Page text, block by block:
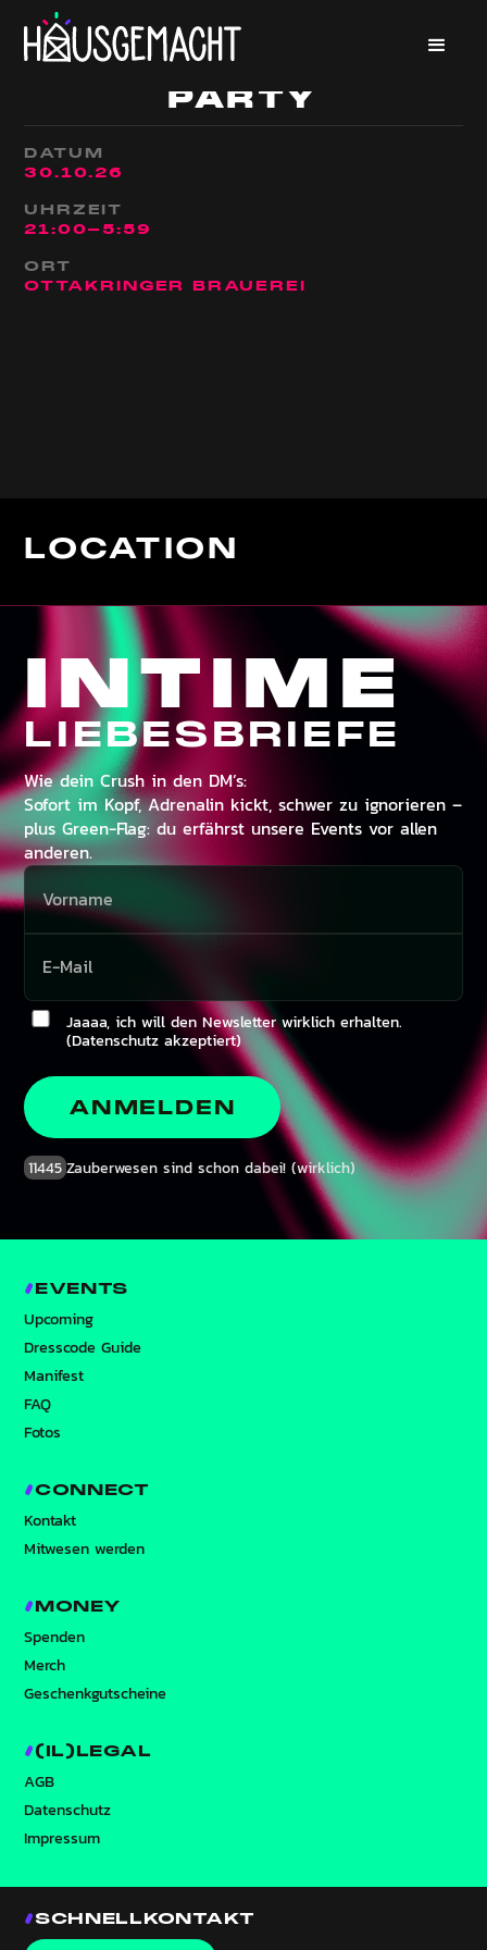
SEX POSITIVE
PARTY
DATUM
30.10.26
UHRZEIT
21:00-5:59
ORT
OTTAKRINGER BRAUEREI
LOCATION
INTIME
LIEBESBRIEFE
Wie dein Crush in den DM’s:
Sofort im Kopf, Adrenalin kickt, schwer zu ignorieren –
plus Green-Flag: du erfährst unsere Events vor allen
anderen.
Jaaaa, ich will den Newsletter wirklich erhalten.
(Datenschutz akzeptiert)
ANMELDEN
11445 Zauberwesen sind schon dabei! (wirklich)
EVENTS
Upcoming
Dresscode Guide
Manifest
FAQ
Fotos
CONNECT
Kontakt
Mitwesen werden
MONEY
Spenden
Merch
Geschenkgutscheine
(IL)LEGAL
AGB
Datenschutz
Impressum
SCHNELLKONTAKT